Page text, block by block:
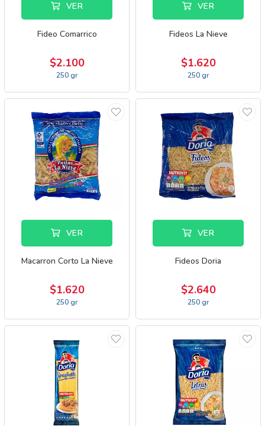
VER
Fideo Comarrico
$2.100
250 gr
VER
Fideos La Nieve
$1.620
250 gr
VER
Macarron Corto La Nieve
$1.620
250 gr
VER
Fideos Doria
$2.640
250 gr